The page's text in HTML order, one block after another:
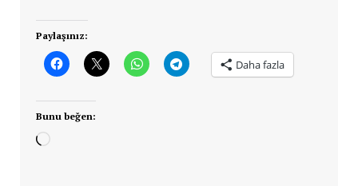
Paylaşınız:
Daha fazla
Bunu beğen:
Yükleniyor...